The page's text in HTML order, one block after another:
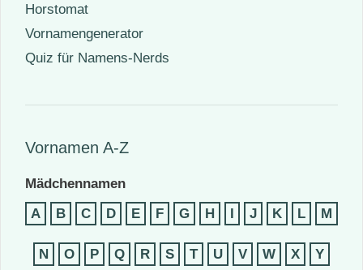
Horstomat
Vornamengenerator
Quiz für Namens-Nerds
Vornamen A-Z
Mädchennamen
A
B C D E F G H I J K L M
N O P Q R S T U V W X Y